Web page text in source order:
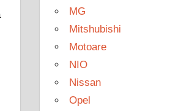
MG
Mitshubishi
Motoare
NIO
Nissan
Opel